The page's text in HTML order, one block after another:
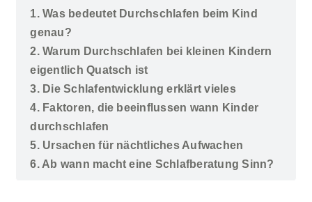
1. Was bedeutet Durchschlafen beim Kind
genau?
2. Warum Durchschlafen bei kleinen Kindern
eigentlich Quatsch ist
3. Die Schlafentwicklung erklärt vieles
4. Faktoren, die beeinflussen wann Kinder
durchschlafen
5. Ursachen für nächtliches Aufwachen
6. Ab wann macht eine Schlafberatung Sinn?